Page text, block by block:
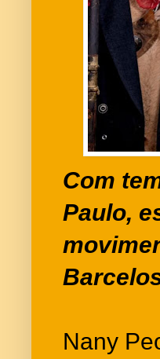
Com
Paulo,
Nany